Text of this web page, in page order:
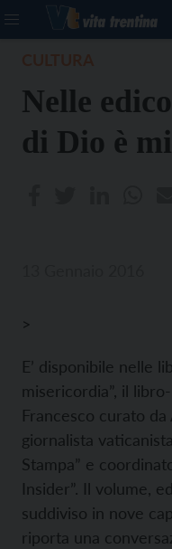
Nelle
di Dio è
>
E’ disponibile nelle
misericordia”, il
Francesco curato da
giornalista
Stampa” e
Insider”. Il volume,
suddiviso in nove
riporta una